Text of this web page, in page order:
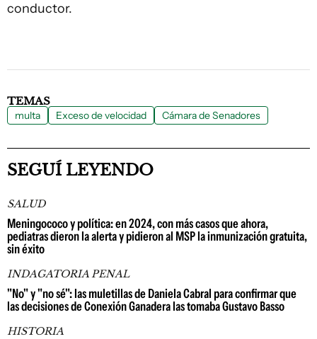
conductor.
TEMAS
multa Exceso de velocidad Cámara de Senadores
SEGUÍ LEYENDO
SALUD
Meningococo y política: en 2024, con más casos que ahora,
pediatras dieron la alerta y pidieron al MSP la inmunización gratuita,
sin éxito
INDAGATORIA PENAL
"No" y "no sé": las muletillas de Daniela Cabral para confirmar que
las decisiones de Conexión Ganadera las tomaba Gustavo Basso
HISTORIA